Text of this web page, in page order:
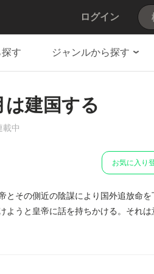
ログイン
す ジャンルから探す
は建国する
載中
お気に入り
とその側近の陰謀により国外追放命
ようと皇帝に話を持ちかける。それは